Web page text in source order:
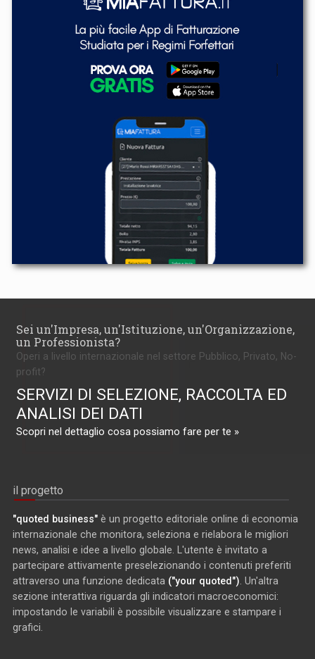
Sei un'Impresa, un'Istituzione, un'Organizzazione,
un Professionista?
Operi a livello internazionale nel settore Pubblico, Privato, No-
profit?
SERVIZI DI SELEZIONE, RACCOLTA ED
ANALISI DEI DATI
Scopri nel dettaglio cosa possiamo fare per te »
il progetto
"quoted business" è un progetto editoriale online di economia
internazionale che monitora, seleziona e rielabora le migliori
news, analisi e idee a livello globale. L'utente è invitato a
partecipare attivamente preselezionando i contenuti preferiti
attraverso una funzione dedicata ("your quoted") . Un'altra
sezione interattiva riguarda gli indicatori macroeconomici:
impostando le variabili è possibile visualizzare e stampare i
grafici.